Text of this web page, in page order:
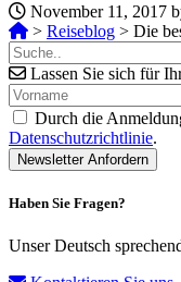
November 11, 2017
> Reiseblog > Die
Lassen Sie sich für
Durch die
Datenschutzrichtlinie.
Haben Sie Fragen?
Unser Deutsch